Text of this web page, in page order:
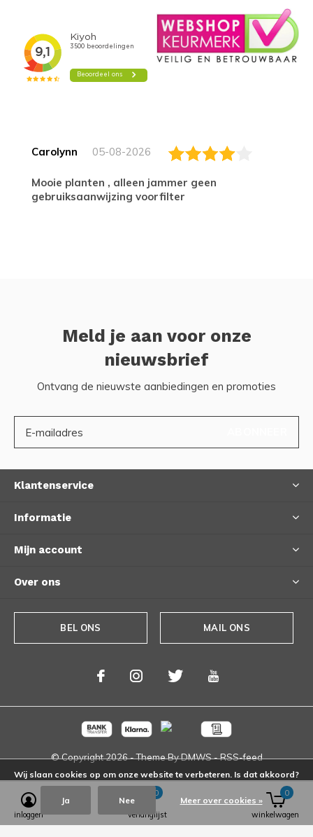
Carolynn 05-08-2026
Mooie planten , alleen jammer geen
gebruiksaanwijzing voorfilter
Meld je aan voor onze
nieuwsbrief
Ontvang de nieuwste aanbiedingen en promoties
Klantenservice
Informatie
Mijn account
Over ons
BEL ONS MAIL ONS
© Copyright2026- Theme ByDMWS-RSS-feed
inloggen verlanglijst
0
winkelwagen
0
Wij slaan cookies op om onze website te verbeteren. Is dat akkoord?
Ja Nee Meer over cookies »